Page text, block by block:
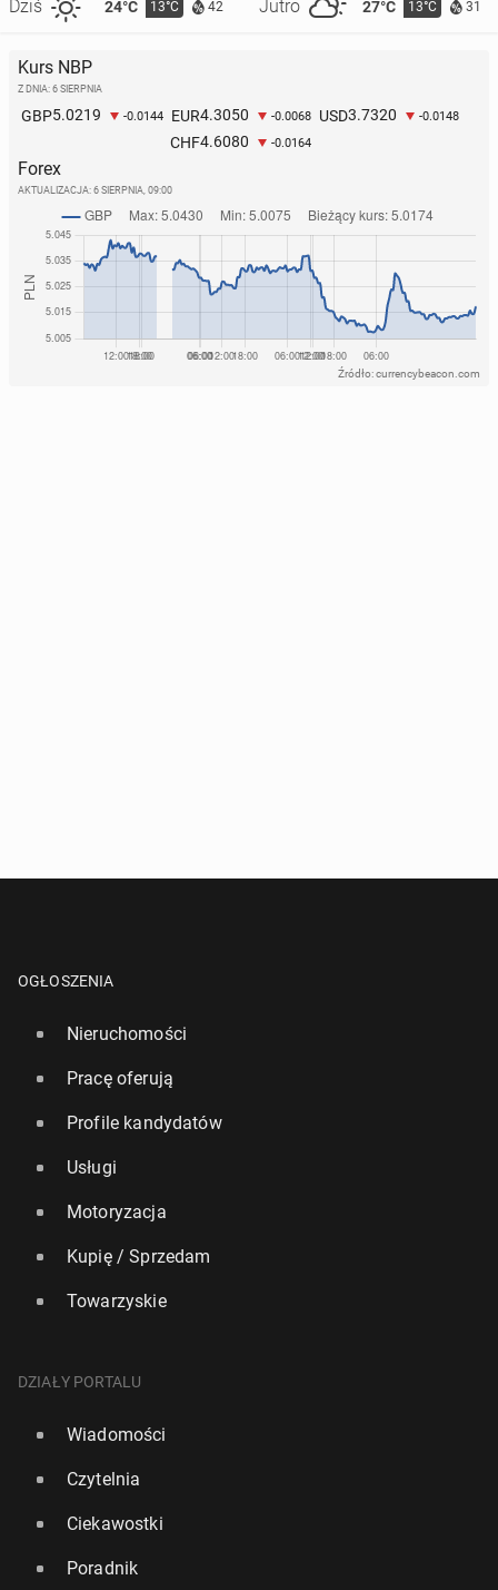
Dziś 24°C 13°C 42 Jutro 27°C 13°C 31
Kurs NBP
Z DNIA: 6 SIERPNIA
GBP5.0219 -0.0144 EUR4.3050 -0.0068 USD3.7320 -0.0148
CHF4.6080 -0.0164
Forex
AKTUALIZACJA: 6 SIERPNIA, 09:00
Źródło: currencybeacon.com
OGŁOSZENIA
Nieruchomości
Pracę oferują
Profile kandydatów
Usługi
Motoryzacja
Kupię / Sprzedam
Towarzyskie
DZIAŁY PORTALU
Wiadomości
Czytelnia
Ciekawostki
Poradnik